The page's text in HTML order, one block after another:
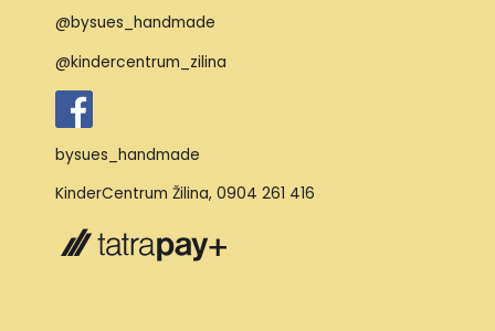
@bysues_handmade
@kindercentrum_zilina
bysues_handmade
KinderCentrum Žilina, 0904 261 416